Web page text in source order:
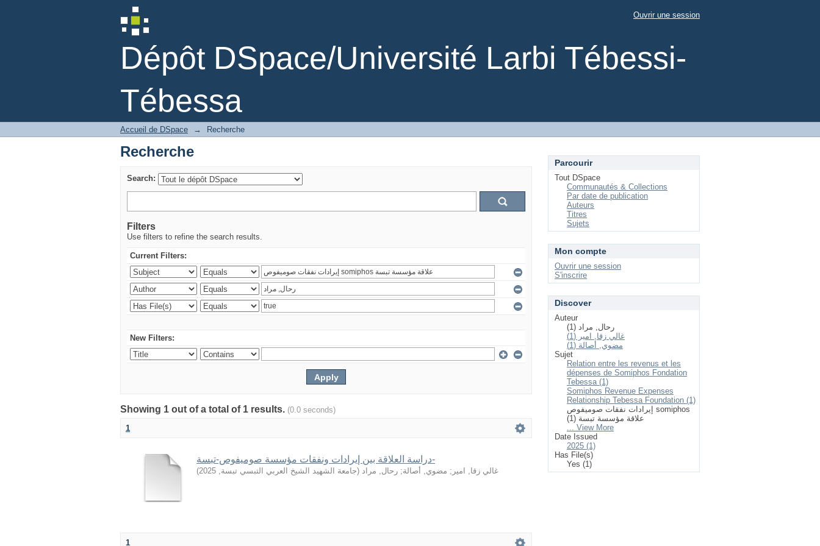
Dépôt DSpace/Université Larbi Tébessi-
Tébessa
Recherche Ouvrir une session
Accueil de DSpace → Recherche
Recherche
Search:
Filters
Use filters to refine the search results.
Current Filters:
New Filters:
Showing 1 out of a total of 1 results. (0.0 seconds)
1
دراسة العلاقة بين إيرادات ونفقات مؤسسة صوميفوص-تبسة-
غالي زقا, امير ; مضوي, أصالة; رحال, مراد (جامعة الشهيد الشيخ العربي التبسي تبسة,
2025
)
1
Parcourir
Tout DSpace
Communautés & Collections
Par date de publication
Auteurs
Titres
Sujets
Mon compte
Ouvrir une session
S'inscrire
Discover
Auteur
رحال, مراد (1)
غالي زقا, امير (1)
مضوي, أصالة (1)
Sujet
Relation entre les revenus et les
dépenses de Somiphos Fondation
Tebessa (1)
Somiphos Revenue Expenses
Relationship Tebessa Foundation (1)
إيرادات نفقات صوميفوص somiphos
علاقة مؤسسة تبسة (1)
... View More
Date Issued
2025 (1)
Has File(s)
Yes (1)